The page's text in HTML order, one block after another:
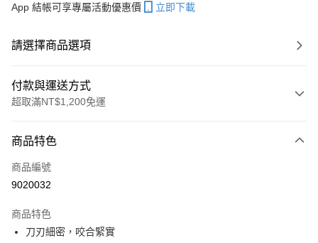
App 結帳可享專屬活動優惠價 立即下載
請選擇商品選項
付款與運送方式
超取滿NT$1,200免運
信用卡一次付款
信用卡分期付款
合作金庫商業銀行
華南商業銀行
超商取貨付款
商品特色
商品編號
9020032
商品特色
刀刃細密，咬合緊實